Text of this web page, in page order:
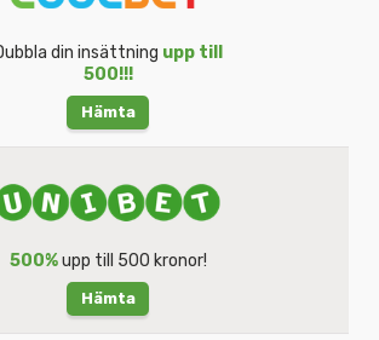
din insättning upp till
500!!!
Hämta
500%upp till 500 kronor!
Hämta